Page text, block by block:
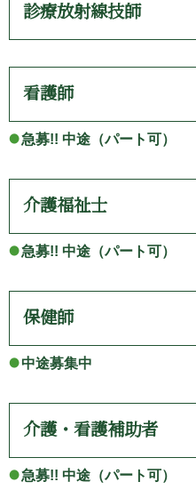
診療放射線技師
看護師
急募!! 中途（パート可）
介護福祉士
急募!! 中途（パート可）
保健師
中途募集中
介護・看護補助者
急募!! 中途（パート可）